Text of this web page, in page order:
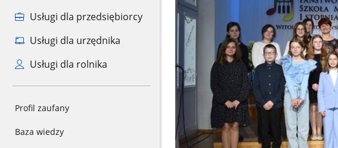
Usługi dla przedsiębiorcy
Usługi dla urzędnika
Usługi dla rolnika
Profil zaufany
Baza wiedzy